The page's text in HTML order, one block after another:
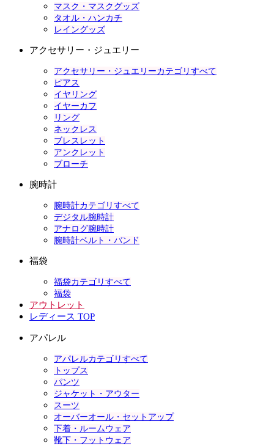
マスク・マスクグッズ
タオル・ハンカチ
レイングッズ
アクセサリー・ジュエリー
アクセサリー・ジュエリーカテゴリすべて
ピアス
イヤリング
イヤーカフ
リング
ネックレス
ブレスレット
アンクレット
ブローチ
腕時計
腕時計カテゴリすべて
デジタル腕時計
アナログ腕時計
腕時計ベルト・バンド
福袋
福袋カテゴリすべて
福袋
アウトレット
レディース TOP
アパレル
アパレルカテゴリすべて
トップス
パンツ
ジャケット・アウター
スーツ
オーバーオール・セットアップ
下着・ルームウェア
靴下・フットウェア